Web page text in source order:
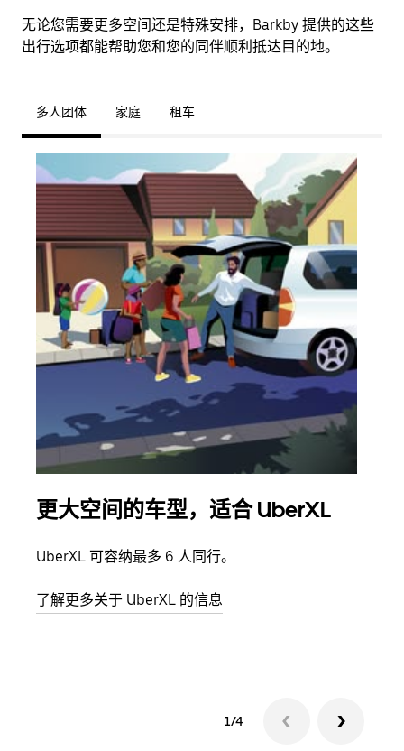
无论您需要更多空间还是特殊安排，Barkby 提供的这些
出行选项都能帮助您和您的同伴顺利抵达目的地。
多人团体 家庭 租车
更大空间的车型，适合 UberXL
UberXL 可容纳最多 6 人同行。
了解更多关于 UberXL 的信息
1/4